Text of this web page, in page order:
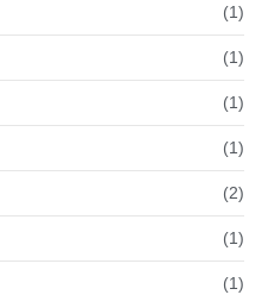
(1)
(1)
(1)
(1)
(2)
(1)
(1)